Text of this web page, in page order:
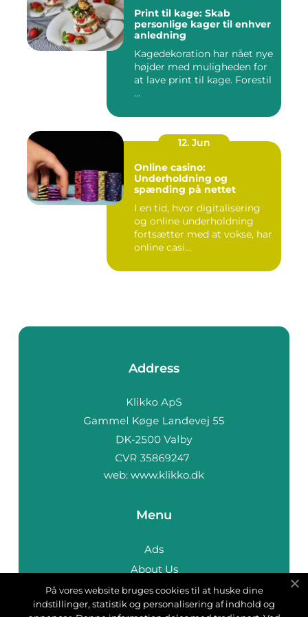
Print til kage: Skab
personlige kager til enhver
anledning
Kagedekoration har nået nye
højder med muligheden for
at lave print til kage. Forestil
...
12. Jun
Online casino:
Underholdning og
spænding på nettet
I en tid, hvor digitalisering
og online underholdning
fortsætter med at vokse, har
online casi...
Address
web: www.klikko.dk
Menu
Ads
About Us
Cookies
Contact
På vores website bruges cookies til at huske dine
indstillinger, statistik og personalisering af indhold og